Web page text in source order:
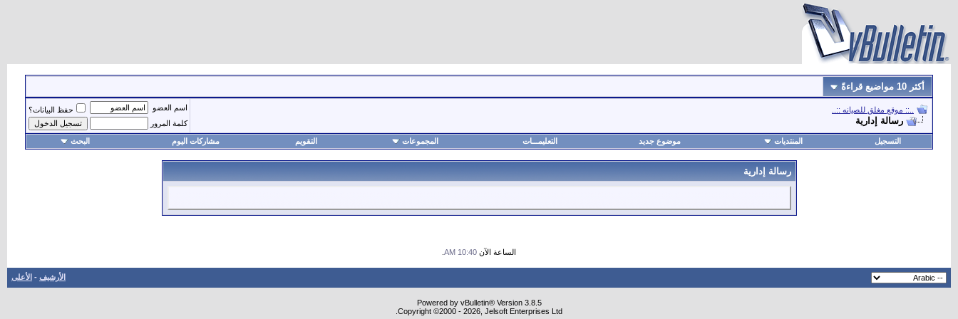
أكثر 10 مواضيع قراءةً
..:: موقع مغلق للصيانه ::..
رسالة إدارية
اسم العضو
حفظ البيانات؟
كلمة المرور
التسجيل المنتديات موضوع جديد التعليمـــات المجموعات التقويم مشاركات اليوم البحث
رسالة إدارية
الساعة الآن 10:40 AM
الأرشيف - الأعلى
Powered by vBulletin® Version 3.8.5
Copyright ©2000 - 2026, Jelsoft Enterprises Ltd.